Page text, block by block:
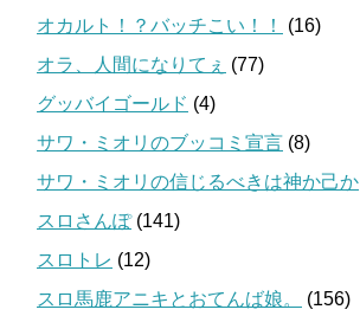
オカルト！？バッチこい！！
(16)
オラ、人間になりてぇ (77)
グッバイゴールド (4)
サワ・ミオリのブッコミ宣言 (8)
サワ・ミオリの信じるべきは神か己か
スロさんぽ(141)
スロトレ (12)
スロ馬鹿アニキとおてんば娘。
(156)